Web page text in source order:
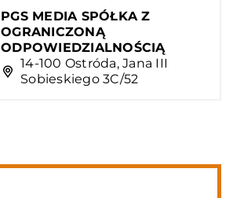
PGS MEDIA SPÓŁKA Z
OGRANICZONĄ
ODPOWIEDZIALNOŚCIĄ
14-100 Ostróda, Jana III
Sobieskiego 3C/52